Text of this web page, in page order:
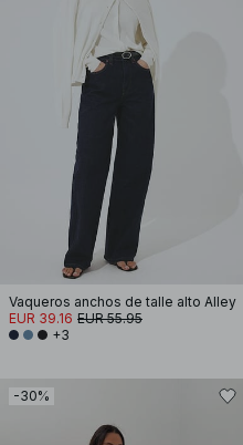
Vaqueros anchos de talle alto Alley
EUR 39.16 EUR 55.95
+3
-30%